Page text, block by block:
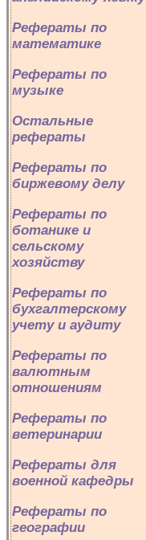
Рефераты по
математике
Рефераты по
музыке
Остальные
рефераты
Рефераты по
биржевому делу
Рефераты по
ботанике и
сельскому
хозяйству
Рефераты по
бухгалтерскому
учету и аудиту
Рефераты по
валютным
отношениям
Рефераты по
ветеринарии
Рефераты для
военной кафедры
Рефераты по
географии